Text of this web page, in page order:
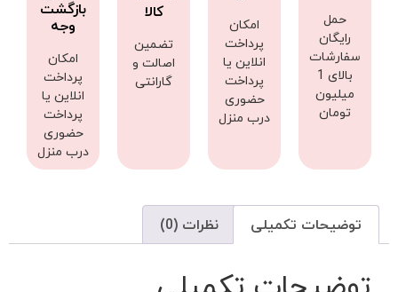
حمل
رایگان
سفارشات
بالای 1
میلیون
تومان
امکان
پرداخت
انلاین یا
پرداخت
حضوری
درب منزل
کالا
تضمین
اصالت و
گارانتی
بازگشت
وجه
امکان
پرداخت
انلاین یا
پرداخت
حضوری
درب منزل
توضیحات تکمیلی نظرات (0)